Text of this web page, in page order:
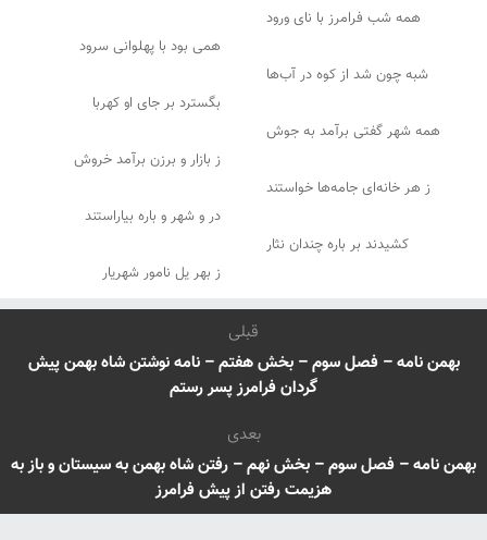
همه شب فرامرز با نای ورود
همی بود با پهلوانی سرود
شبه چون شد از کوه در آب‌ها
بگسترد بر جای او کهربا
همه شهر گفتی برآمد به جوش
ز بازار و برزن برآمد خروش
ز هر خانه‌ای جامه‌ها خواستند
در و شهر و باره بیاراستند
کشیدند بر باره چندان نثار
ز بهر یل نامور شهریار
قبلی
بهمن نامه – فصل سوم – بخش هفتم – نامه نوشتن شاه بهمن پیش
گردان فرامرز پسر رستم
بعدی
بهمن نامه – فصل سوم – بخش نهم – رفتن شاه بهمن به سیستان و باز به
هزیمت رفتن از پیش فرامرز